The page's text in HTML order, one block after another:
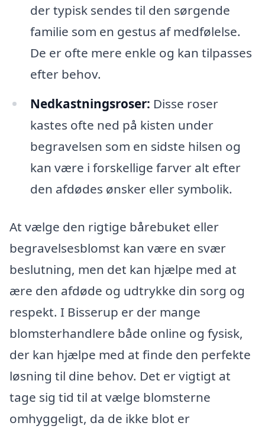
der typisk sendes til den sørgende
familie som en gestus af medfølelse.
De er ofte mere enkle og kan tilpasses
efter behov.
Nedkastningsroser: Disse roser
kastes ofte ned på kisten under
begravelsen som en sidste hilsen og
kan være i forskellige farver alt efter
den afdødes ønsker eller symbolik.
At vælge den rigtige bårebuket eller
begravelsesblomst kan være en svær
beslutning, men det kan hjælpe med at
ære den afdøde og udtrykke din sorg og
respekt. I Bisserup er der mange
blomsterhandlere både online og fysisk,
der kan hjælpe med at finde den perfekte
løsning til dine behov. Det er vigtigt at
tage sig tid til at vælge blomsterne
omhyggeligt, da de ikke blot er